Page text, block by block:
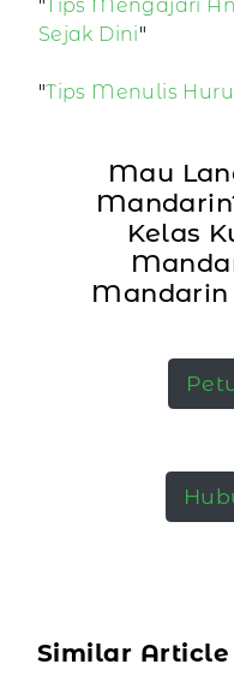
"Tips Mengajari
Sejak Dini"
"Tips Menulis
Mau
Kelas
Mandarin
Similar Article